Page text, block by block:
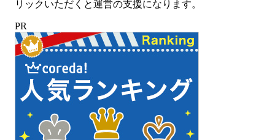
リックいただくと運営の支援になります。
PR